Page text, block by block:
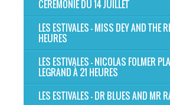
CÉRÉMONIE DU 14 JUILLET
LES ESTIVALES - MISS DEY AND THE
HEURES
LES ESTIVALES - NICOLAS FOLMER
LEGRAND À 21 HEURES
LES ESTIVALES - DR BLUES AND MR